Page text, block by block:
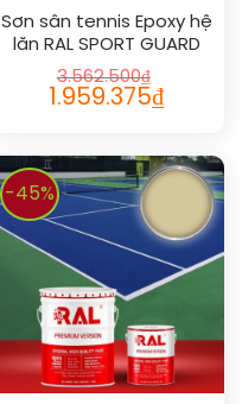
Sơn sân tennis Epoxy hệ
lăn RAL SPORT GUARD
1016
3.562.500₫
1.959.375₫
-45%